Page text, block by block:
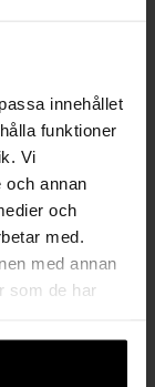
innehållet
funktioner
Vi
och annan
och
med.
med annan
som de har